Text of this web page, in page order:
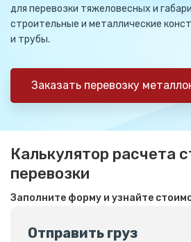
для перевозки тяжеловесных и
строительные и металлические
и трубы.
Заказать перевозку
Калькулятор расчета
перевозки
Заполните форму и узнайте
Отправить груз